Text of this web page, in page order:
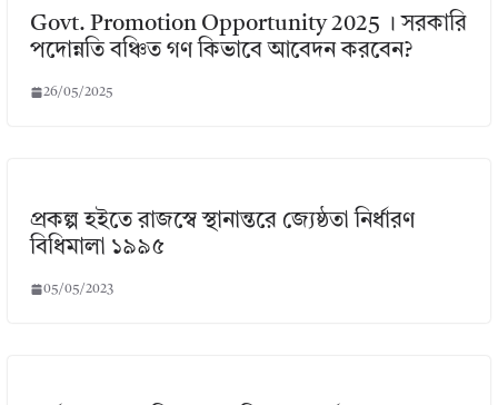
Govt. Promotion Opportunity 2025 । সরকারি
পদোন্নতি বঞ্চিত গণ কিভাবে আবেদন করবেন?
26/05/2025
প্রকল্প হইতে রাজস্বে স্থানান্তরে জ্যেষ্ঠতা নির্ধারণ
বিধিমালা ১৯৯৫
05/05/2023